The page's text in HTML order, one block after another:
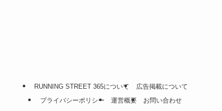
RUNNING STREET 365について
広告掲載について
プライバシーポリシー
運営概要 お問い合わせ